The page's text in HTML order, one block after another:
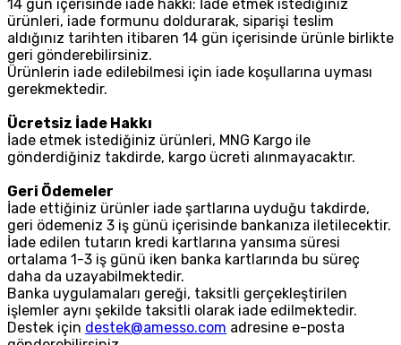
14 gün içerisinde iade hakkı: İade etmek istediğiniz
ürünleri, iade formunu doldurarak, siparişi teslim
aldığınız tarihten itibaren 14 gün içerisinde ürünle birlikte
geri gönderebilirsiniz.
Ürünlerin iade edilebilmesi için iade koşullarına uyması
gerekmektedir.
Ücretsiz İade Hakkı
İade etmek istediğiniz ürünleri, MNG Kargo ile
gönderdiğiniz takdirde, kargo ücreti alınmayacaktır.
Geri Ödemeler
İade ettiğiniz ürünler iade şartlarına uyduğu takdirde,
geri ödemeniz 3 iş günü içerisinde bankanıza iletilecektir.
İade edilen tutarın kredi kartlarına yansıma süresi
ortalama 1-3 iş günü iken banka kartlarında bu süreç
daha da uzayabilmektedir.
Banka uygulamaları gereği, taksitli gerçekleştirilen
işlemler aynı şekilde taksitli olarak iade edilmektedir.
Destek için destek@amesso.com adresine e-posta